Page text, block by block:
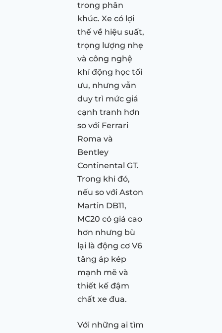
trong phân
khúc. Xe có lợi
thế về hiệu suất,
trọng lượng nhẹ
và công nghệ
khí động học tối
ưu, nhưng vẫn
duy trì mức giá
cạnh tranh hơn
so với Ferrari
Roma và
Bentley
Continental GT.
Trong khi đó,
nếu so với Aston
Martin DB11,
MC20 có giá cao
hơn nhưng bù
lại là động cơ V6
tăng áp kép
mạnh mẽ và
thiết kế đậm
chất xe đua.
Với những ai tìm